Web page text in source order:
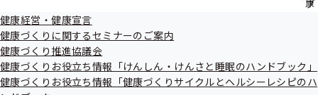
ブ
康
サ
ブ
健康経営・健康宣言
健康づくりに関するセミナーのご案内
健康づくり推進協議会
健康づくりお役立ち情報「けんしん・けんさと睡眠のハンドブック」
健康づくりお役立ち情報「健康づくりサイクルとヘルシーレシピのハ
「健康宣言」参加事業所一覧（エリア別）